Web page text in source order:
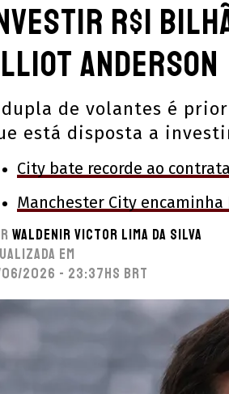
APPS
R$1
Anderson
de volantes é
está disposta a
City bate recorde ao
Manchester City
Waldenir Victor Lima Da Silva
em
06/2026 - 23:37hs BRT